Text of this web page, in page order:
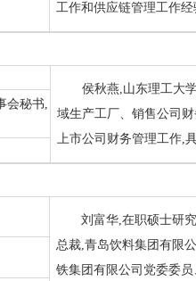
工作和供应链管理工作经
侯秋燕,山东理工大
域生产工厂、销售公司
上市公司财务管理工作,
会秘书,
刘富华,在职硕士研
总裁,青岛饮料集团有限
铁集团有限公司党委委